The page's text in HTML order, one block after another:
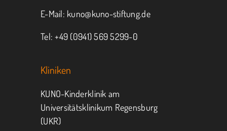
E-Mail: kuno@kuno-stiftung.de
Tel: +49 (0941) 569 5299-0
Kliniken
KUNO-Kinderklinik am
Universitätsklinikum Regensburg
(UKR)